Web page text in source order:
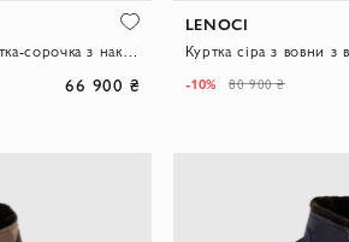
66 900 ₴
LENOCI
-10% 80 900 ₴